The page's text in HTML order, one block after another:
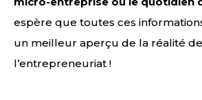
espère que toutes ces
un meilleur aperçu de la réalité de
l’entrepreneuriat !